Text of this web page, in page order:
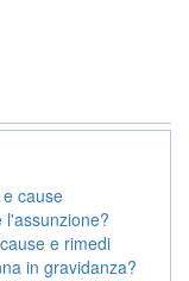
cause
l'assunzione?
e rimedi
in gravidanza?